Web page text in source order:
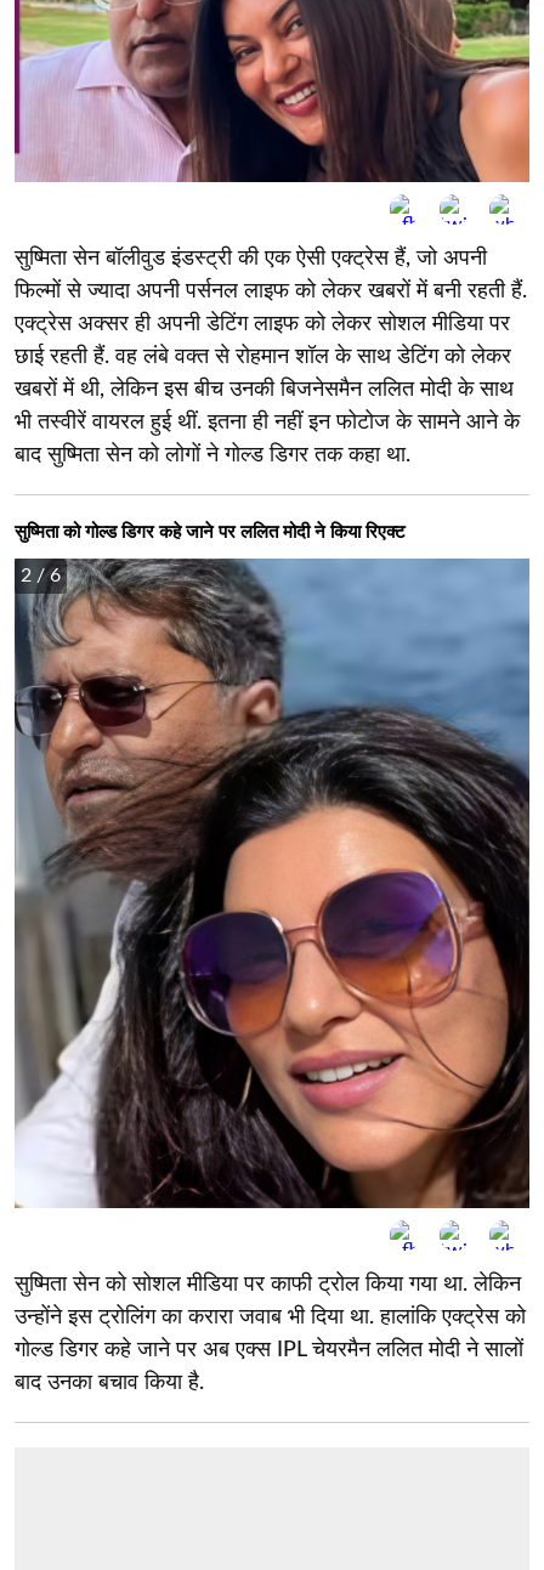
सुष्मिता सेन बॉलीवुड इंडस्ट्री की एक ऐसी एक्ट्रेस हैं, जो अपनी
फिल्मों से ज्यादा अपनी पर्सनल लाइफ को लेकर खबरों में बनी रहती हैं.
एक्ट्रेस अक्सर ही अपनी डेटिंग लाइफ को लेकर सोशल मीडिया पर
छाई रहती हैं. वह लंबे वक्त से रोहमान शॉल के साथ डेटिंग को लेकर
खबरों में थी, लेकिन इस बीच उनकी बिजनेसमैन ललित मोदी के साथ
भी तस्वीरें वायरल हुई थीं. इतना ही नहीं इन फोटोज के सामने आने के
बाद सुष्मिता सेन को लोगों ने गोल्ड डिगर तक कहा था.
सुष्मिता को गोल्ड डिगर कहे जाने पर ललित मोदी ने किया रिएक्ट
2 / 6
सुष्मिता सेन को सोशल मीडिया पर काफी ट्रोल किया गया था. लेकिन
उन्होंने इस ट्रोलिंग का करारा जवाब भी दिया था. हालांकि एक्ट्रेस को
गोल्ड डिगर कहे जाने पर अब एक्स IPL चेयरमैन ललित मोदी ने सालों
बाद उनका बचाव किया है.